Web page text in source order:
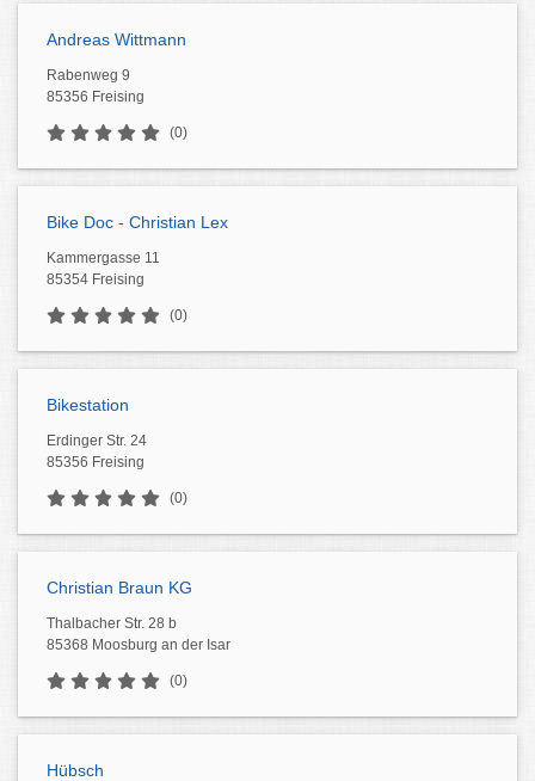
Andreas Wittmann
Rabenweg 9
85356 Freising
(0)
Bike Doc - Christian Lex
Kammergasse 11
85354 Freising
(0)
Bikestation
Erdinger Str. 24
85356 Freising
(0)
Christian Braun KG
Thalbacher Str. 28 b
85368 Moosburg an der Isar
(0)
Hübsch